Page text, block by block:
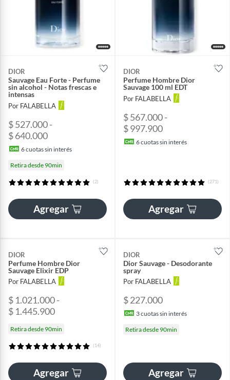
DIOR
Sauvage Eau Forte - Perfume
sin alcohol - Notas frescas e
intensas
Por FALABELLA
$ 527.000 -
$ 640.000
6cuotas sin interés
Retira desde 90min
(2)
Agregar
DIOR
Perfume Hombre Dior
Sauvage 100 ml EDT
Por FALABELLA
$ 567.000 -
$ 997.900
6cuotas sin interés
(271)
Agregar
DIOR
Perfume Hombre Dior
Sauvage Elixir EDP
Por FALABELLA
$ 1.021.000 -
$ 1.445.900
Retira desde 90min
(14)
Agregar
DIOR
Dior Sauvage - Desodorante
spray
Por FALABELLA
$ 227.000
3cuotas sin interés
Retira desde 90min
Agregar